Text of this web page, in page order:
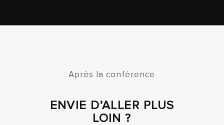
Après la conférence
ENVIE D’ALLER PLUS
LOIN ?